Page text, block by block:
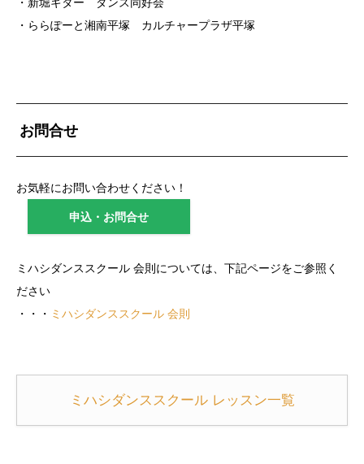
・ららぽーと湘南平塚 カルチャープラザ平塚
お問合せ
お気軽にお問い合わせください！
申込・お問合せ
ミハシダンススクール 会則については、下記ページをご参照く
ださい
・・・ ミハシダンススクール 会則
ミハシダンススクール レッスン一覧